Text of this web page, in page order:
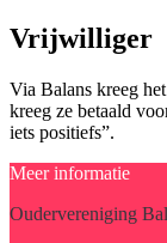
Vrijwilliger
Via Balans kreeg
kreeg ze betaald
iets positiefs”.
Meer informatie
Oudervereniging